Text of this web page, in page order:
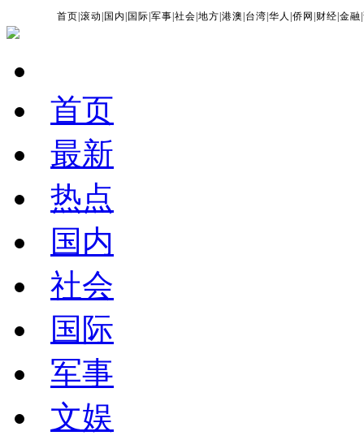
首页 |滚动 国内 国际 |军事 |社会 |地方 |港澳 台湾 |华人 |侨网 财经 |金融 |
首页
最新
热点
国内
社会
国际
军事
文娱